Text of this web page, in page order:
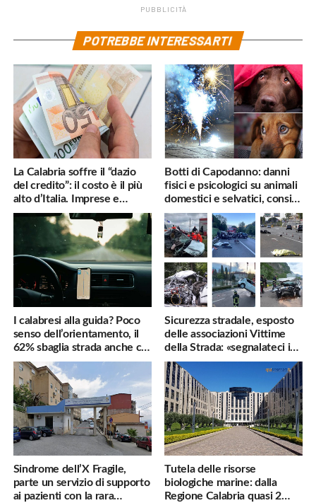
PUBBLICITÀ
POTREBBE INTERESSARTI
La Calabria soffre il “dazio
del credito”: il costo è il più
alto d’Italia. Imprese e
famiglie penalizzate
Botti di Capodanno: danni
fisici e psicologici su animali
domestici e selvatici, consigli
utili
I calabresi alla guida? Poco
senso dell’orientamento, il
62% sbaglia strada anche col
navigatore
Sicurezza stradale, esposto
delle associazioni Vittime
della Strada: «segnalateci i
pericoli, interverremo
subito»
Sindrome dell’X Fragile,
parte un servizio di supporto
ai pazienti con la rara
Tutela delle risorse
biologiche marine: dalla
Regione Calabria quasi 2